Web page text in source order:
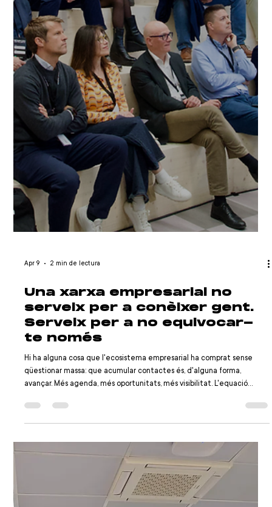
Apr 23 3 min de lectura
Rosa Tous: “El dia que et
creguis alguna cosa, deixaràs
de ser algú"
A les nou del matí, amb el cafè encara marcant el ritme d'arribada, en
creguis alguna cosa, deixaràs de ser algú” Rosa Tous comparteix la
frase com una cosa apresa fa anys a casa, repetit pel seu pare com
una manera d'entendre